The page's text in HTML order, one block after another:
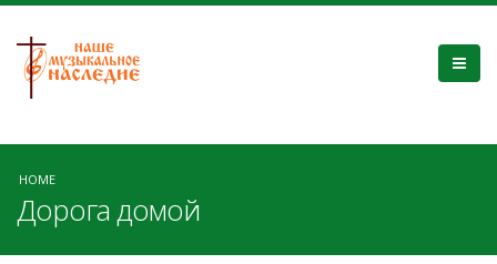
HOME
Дорога домой